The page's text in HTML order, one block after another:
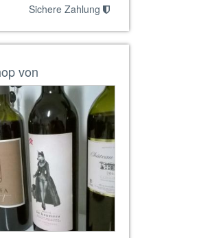
Sichere Zahlung
von